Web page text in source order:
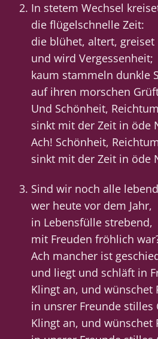
In stetem Wechsel
die flügelschnelle Zeit:
die blühet, altert, greiset
und wird Vergessenheit;
kaum stammeln dunkle
auf ihren morschen
Und Schönheit,
sinkt mit der Zeit in öde
Ach! Schönheit,
sinkt mit der Zeit in öde
Sind wir noch alle
wer heute vor dem Jahr,
in Lebensfülle strebend,
mit Freuden fröhlich
Ach mancher ist
und liegt und schläft in
Klingt an, und wünschet
in unsrer Freunde stilles
Klingt an, und wünschet